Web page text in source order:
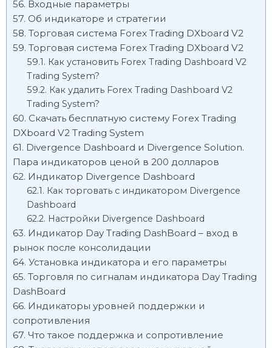
Входные параметры
Об индикаторе и стратегии
Торговая система Forex Trading DXboard V2
Торговая система Forex Trading DXboard V2
Как установить Forex Trading Dashboard V2
Trading System?
Как удалить Forex Trading Dashboard V2
Trading System?
Скачать бесплатную систему Forex Trading
DXboard V2 Trading System
Divergence Dashboard и Divergence Solution.
Пара индикаторов ценой в 200 долларов
Индикатор Divergence Dashboard
Как торговать с индикатором Divergence
Dashboard
Настройки Divergence Dashboard
Индикатор Day Trading DashBoard – вход в
рынок после консолидации
Установка индикатора и его параметры
Торговля по сигналам индикатора Day Trading
DashBoard
Индикаторы уровней поддержки и
сопротивления
Что такое поддержка и сопротивление